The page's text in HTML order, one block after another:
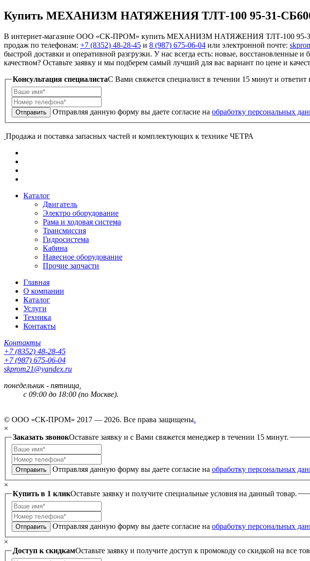
Купить МЕХАНИЗМ НАТЯЖЕНИЯ ТЛТ-100 95-31-
В интернет-магазине ООО «СК-ПРОМ» купить МЕХАНИЗМ НАТЯЖЕНИЯ ТЛТ-100 95-31-
продаж по телефонам: +7 (8352) 48-28-45 и 8 (987) 675-06-04 или электронной почте:
быстрой доставки и оперативной разгрузки. У нас всегда есть: новые,
качеством? Оставьте заявку и мы подберем самый лучший для вас вариант по цене и
Консультация специалистаC Вами свяжется специалист в течении 15 минут и ответит
Отправить Отправляя данную форму вы даете согласие на обработку персональных
Продажа и поставка запасных частей и комплектующих к технике ЧЕТРА
Каталог
Двигатель
Электро оборудование
Рама и ходовая система
Трансмиссия
Гидросистема
Кабина
Навесное оборудование
Прочие запчасти
Главная
О компании
Каталог
Услуги
Техника
Контакты
Контакты
+7 (8352) 48-28-45
+7 (987) 675-06-04
skprom21@yandex.ru
понедельник - пятница,
с 09:00 до 18:00 (по Москве).
© ООО «СК-ПРОМ» 2017 — 2026. Все права защищены.
×
Заказать звонокОставьте заявку и с Вами свяжется менеджер в течении 15 минут.
Отправить Отправляя данную форму вы даете согласие на обработку персональных
×
Купить в 1 кликОставьте заявку и получите специальные условия на данный товар.
Отправить Отправляя данную форму вы даете согласие на обработку персональных
×
Доступ к скидкамОставьте заявку и получите доступ к промокоду со скидкой на все